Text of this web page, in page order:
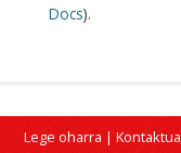
Docs).
Lege oharra | Kontaktua